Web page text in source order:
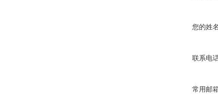
您的姓
联系电
常用邮